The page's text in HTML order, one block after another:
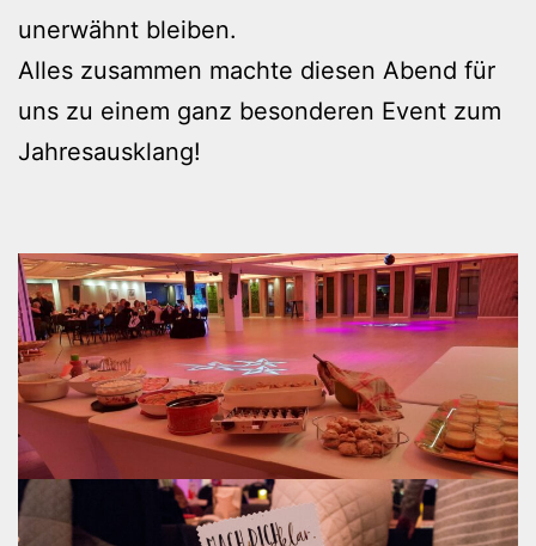
unerwähnt bleiben.
Alles zusammen machte diesen Abend für
uns zu einem ganz besonderen Event zum
Jahresausklang!